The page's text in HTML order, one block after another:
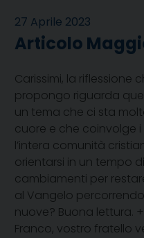
27 Aprile 2023
Articolo
Carissimi, la riflessione
propongo riguarda
un tema che ci sta
cuore e che coinvolge i
l’intera comunità
orientarsi in un tempo
cambiamenti per
al Vangelo
nuove? Buona lettura.
Franco, vostro fratello